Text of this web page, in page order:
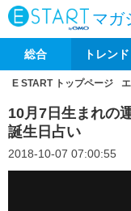
マガ
総合 トレンド
E START トップページ
10月7日生まれの
誕生日占い
2018-10-07 07:00:55